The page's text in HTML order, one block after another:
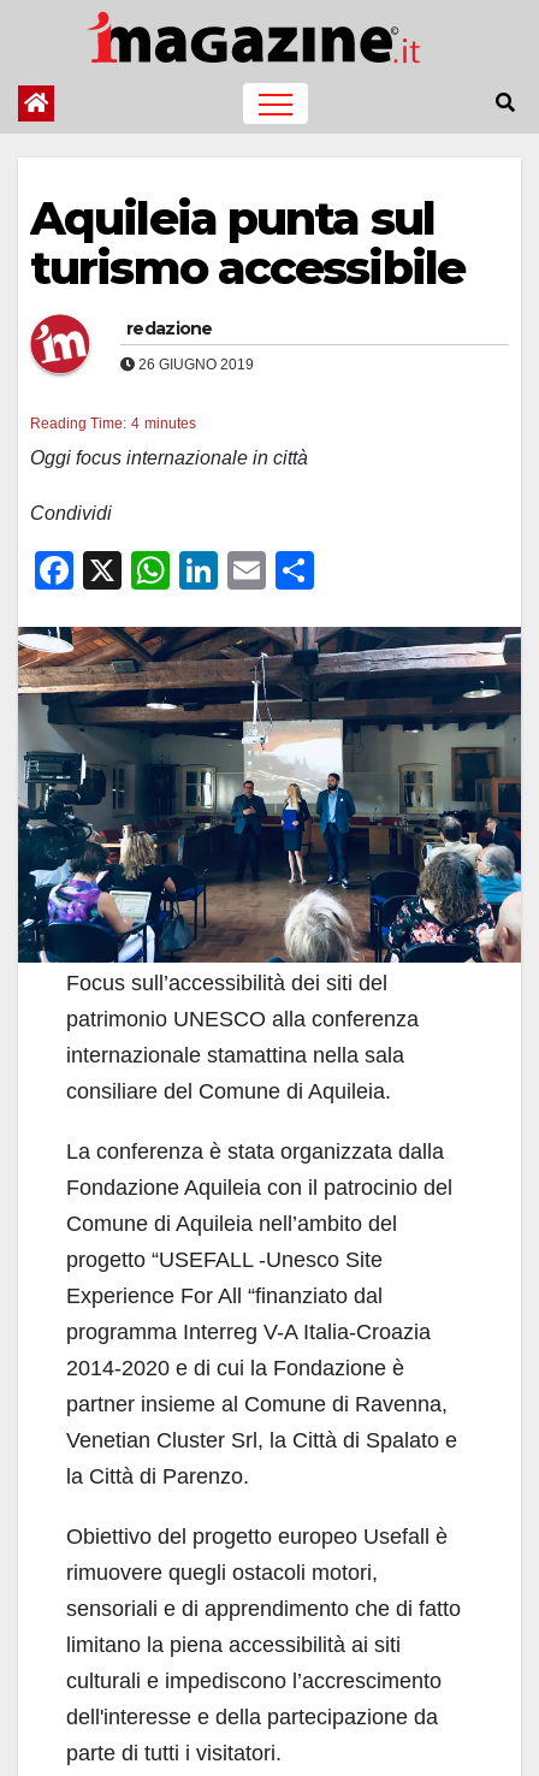
contenuto
Aquileia punta sul
turismo accessibile
redazione
26 GIUGNO 2019
Reading Time: 4 minutes
Oggi focus internazionale in città
Condividi
F
c
e
b
o
o
k
X
W
at
s
A
p
p
Li
k
e
dI
n
E
ail n
di
vi
di
Focus sull’accessibilità dei siti del
patrimonio UNESCO alla conferenza
internazionale stamattina nella sala
consiliare del Comune di Aquileia.
La conferenza è stata organizzata dalla
Fondazione Aquileia con il patrocinio del
Comune di Aquileia nell’ambito del
progetto “USEFALL -Unesco Site
Experience For All “finanziato dal
programma Interreg V-A Italia-Croazia
2014-2020 e di cui la Fondazione è
partner insieme al Comune di Ravenna,
Venetian Cluster Srl, la Città di Spalato e
la Città di Parenzo.
Obiettivo del progetto europeo Usefall è
rimuovere quegli ostacoli motori,
sensoriali e di apprendimento che di fatto
limitano la piena accessibilità ai siti
culturali e impediscono l’accrescimento
dell'interesse e della partecipazione da
parte di tutti i visitatori.